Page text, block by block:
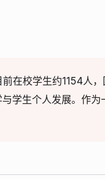
在校学生约1154人
学生个人发展。作为